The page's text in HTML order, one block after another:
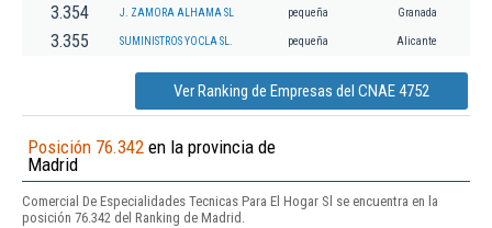
3.354 J. ZAMORA ALHAMA SL pequeña Granada
3.355 SUMINISTROS YOCLA SL. pequeña Alicante
Ver Ranking de Empresas del CNAE 4752
Posición 76.342 en la provincia de
Madrid
Comercial De Especialidades Tecnicas Para El Hogar Sl se encuentra en la
posición 76.342 del Ranking de Madrid.